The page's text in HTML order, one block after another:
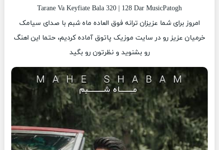
Tarane Va Keyfiate Bala 320 | 128 Dar MusicPatogh
امروز برای شما عزیزان ترانه فوق العاده ماه شبم با صدای سیامک
خرمیان عزیز رو در سایت موزیک پاتوق آماده کردیم، حتما این اهنگ
رو بشنوید و نظرتون رو بگید